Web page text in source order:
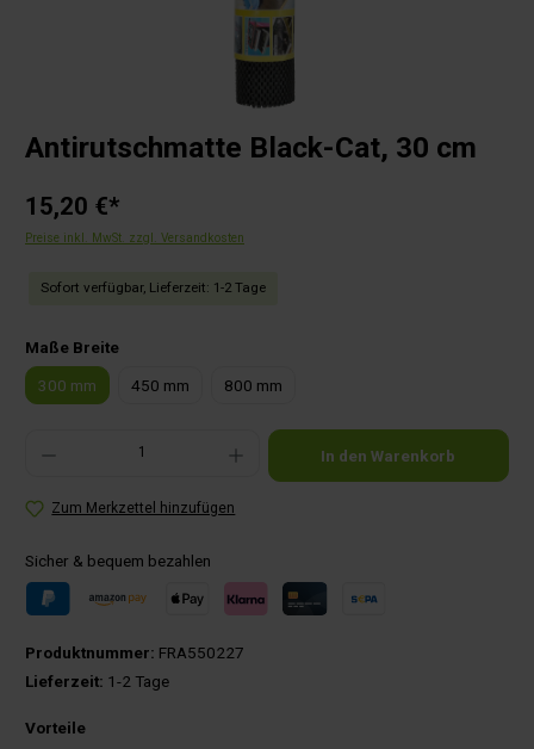
Antirutschmatte Black-Cat, 30 cm
15,20 €*
Preise inkl. MwSt. zzgl. Versandkosten
Sofort verfügbar, Lieferzeit: 1-2 Tage
Maße Breiteauswählen
300 mm 450 mm 800 mm
Produkt Anzahl: Gib den gewünschten Wert ein oder benutze die Schaltflächen um die
In den Warenkorb
Zum Merkzettel hinzufügen
Sicher & bequem bezahlen
Produktnummer: FRA550227
Lieferzeit: 1-2 Tage
Vorteile